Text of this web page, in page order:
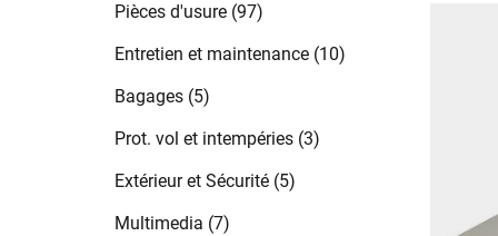
Pièces d'usure (97)
Entretien et maintenance (10)
Bagages (5)
Prot. vol et intempéries (3)
Extérieur et Sécurité (5)
Multimedia (7)